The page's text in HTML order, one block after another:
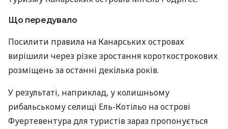
Що передувало
Посилити правила на Канарських островах
вирішили через різке зростання короткострокових
розміщень за останні декілька років.
У результаті, наприклад, у колишньому
рибальському селищі Ель-Котільо на острові
Фуертевентура для туристів зараз пропонується